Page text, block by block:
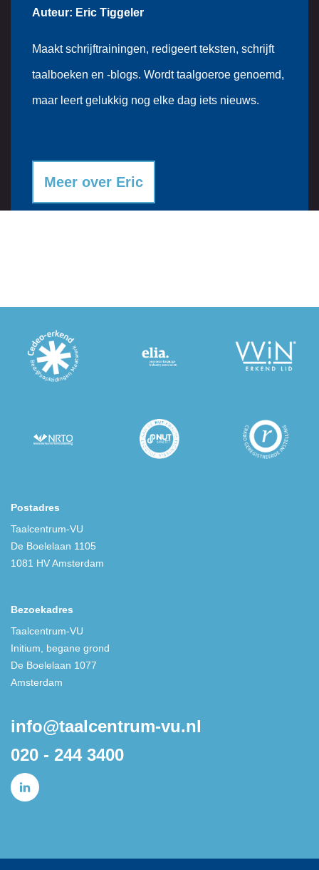
Auteur: Eric Tiggeler
Maakt schrijftrainingen, redigeert teksten, schrijft
taalboeken en -blogs. Wordt taalgoeroe genoemd,
maar leert gelukkig nog elke dag iets nieuws.
Meer over Eric
Postadres
Taalcentrum-VU
De Boelelaan 1105
1081 HV Amsterdam
Bezoekadres
Taalcentrum-VU
Initium, begane grond
De Boelelaan 1077
Amsterdam
info@taalcentrum-vu.nl
020 - 244 3400